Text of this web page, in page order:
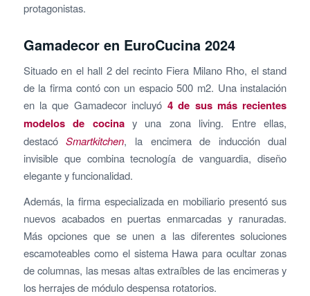
protagonistas.
Gamadecor en EuroCucina 2024
Situado en el hall 2 del recinto Fiera Milano Rho, el stand
de la firma contó con un espacio 500 m2. Una instalación
en la que Gamadecor incluyó 4 de sus más recientes
modelos de cocinay una zona living. Entre ellas,
destacóSmartkitchen, la encimera de inducción dual
invisible que combina tecnología de vanguardia, diseño
elegante y funcionalidad.
Además, la firma especializada en mobiliario presentó sus
nuevos acabados en puertas enmarcadas y ranuradas.
Más opciones que se unen a las diferentes soluciones
escamoteables como el sistema Hawa para ocultar zonas
de columnas, las mesas altas extraíbles de las encimeras y
los herrajes de módulo despensa rotatorios.